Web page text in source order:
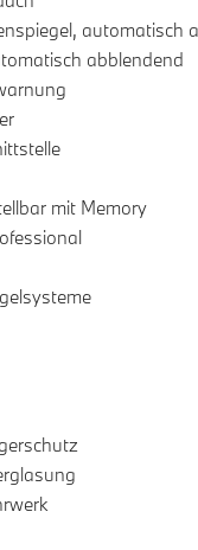
automatisch
abblendend
mit Memory